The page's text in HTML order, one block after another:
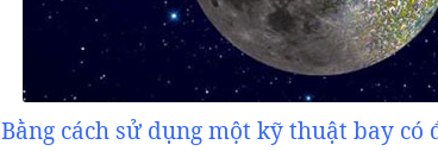
Bằng cách sử dụng một kỹ thuật bay có